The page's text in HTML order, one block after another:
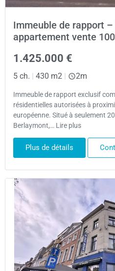
Immeuble de rapport
appartement vente
1.425.000 €
5 ch. 430 m2 2m
Immeuble de rapport exclusif
résidentielles autorisées à
européenne. Situé à seulement
Berlaymont,… Lire plus
Plus de détails